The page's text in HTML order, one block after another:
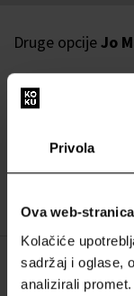
Privola
Ova web-
Kolačiće
sadržaj i oglase,
analizirali
Druge opcijeJo
Jo
OPIS